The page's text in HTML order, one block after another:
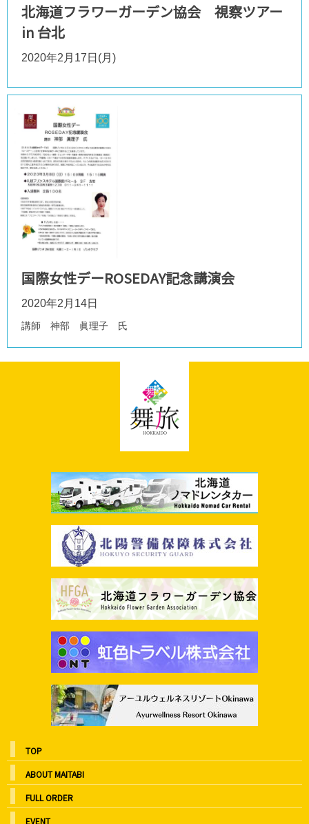
北海道フラワーガーデン協会 視察ツアー
in 台北
2020年2月17日(月)
国際女性デーROSEDAY記念講演会
2020年2月14日
講師 神部 眞理子 氏
TOP
ABOUT MAITABI
FULL ORDER
EVENT